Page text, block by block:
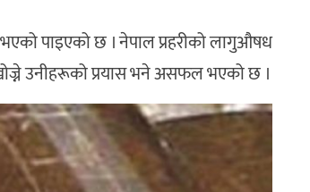
पाइएको छ । नेपाल प्रहरीको लागुऔषध
उनीहरूको प्रयास भने असफल भएको छ ।